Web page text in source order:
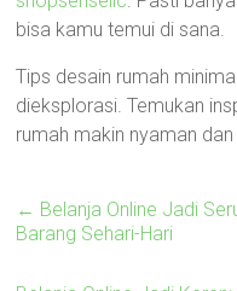
bisa kamu temui di sana.
Tips desain rumah
dieksplorasi. Temukan
rumah makin nyaman
← Belanja Online Jadi
Barang Sehari-Hari